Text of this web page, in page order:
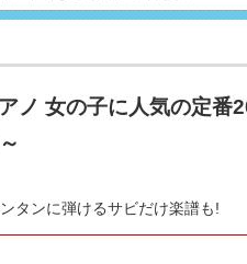
ノ 女の子に人気の定番
タンに弾けるサビだけ楽譜も!